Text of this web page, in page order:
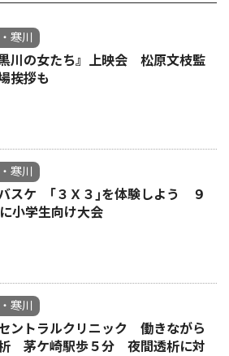
寒川
川の女たち』上映会 松原文枝監
挨拶も
寒川
スケ ｢３Ｘ３｣を体験しよう ９
小学生向け大会
寒川
ントラルクリニック 働きながら
茅ケ崎駅歩５分 夜間透析に対